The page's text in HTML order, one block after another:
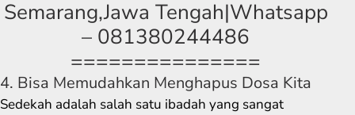
Semarang,Jawa Tengah|Whatsapp
– 081380244486
===============
4. Bisa Memudahkan Menghapus Dosa Kita
Sedekah adalah salah satu ibadah yang sangat